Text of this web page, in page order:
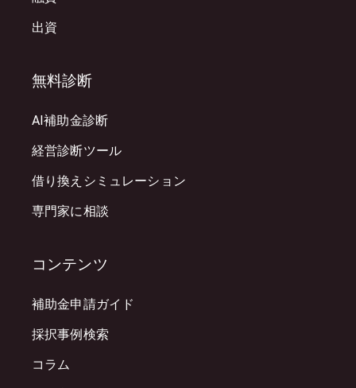
出資
無料診断
AI補助金診断
経営診断ツール
借り換えシミュレーション
専門家に相談
コンテンツ
補助金申請ガイド
採択事例検索
コラム